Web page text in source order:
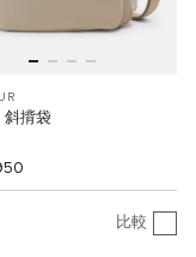
斜揹袋
比較